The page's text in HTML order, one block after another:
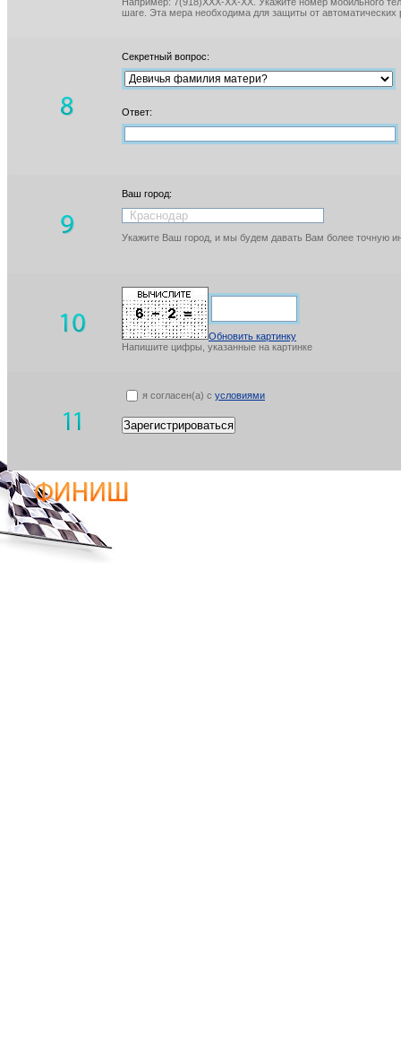
шаге. Эта мера необходима для защиты от автоматических
Секретный вопрос:
Ответ:
Ваш город:
Укажите Ваш город, и мы будем давать Вам более точную
Обновить картинку
Напишите цифры, указанные на картинке
я согласен(а) с условиями
Зарегистрироваться